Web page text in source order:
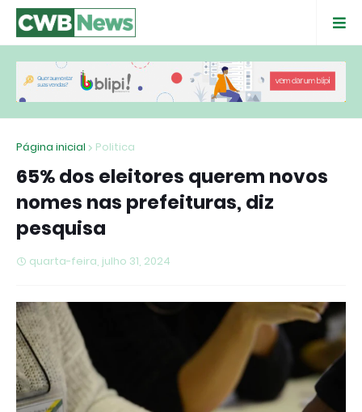
Página inicial Politica
65% dos eleitores querem novos
nomes nas prefeituras, diz
pesquisa
quarta-feira, julho 31, 2024